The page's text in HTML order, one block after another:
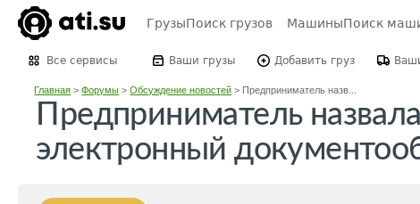
ГрузыПоиск грузов МашиныПоиск
Все сервисы Ваши грузы Добавить груз
Главная >Форумы >Обсуждение новостей > Предприниматель назв...
Предприниматель
электронный